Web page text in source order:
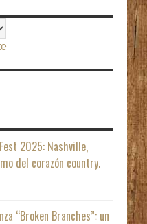
2025: Nashville,
del corazón country.
“Broken Branches”: un